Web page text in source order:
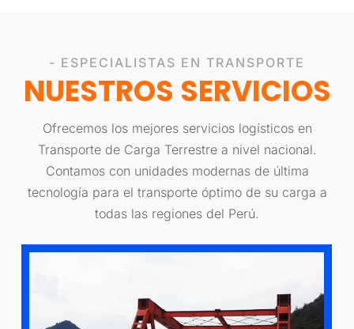
- ESPECIALISTAS EN TRANSPORTE
NUESTROS SERVICIOS
Ofrecemos los mejores servicios logísticos en
Transporte de Carga Terrestre a nivel nacional.
Contamos con unidades modernas de última
tecnología para el transporte óptimo de su carga a
todas las regiones del Perú.